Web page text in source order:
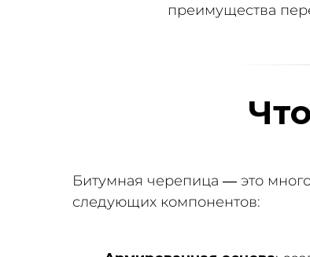
преимущества
Битумная черепица — это
следующих компонентов: